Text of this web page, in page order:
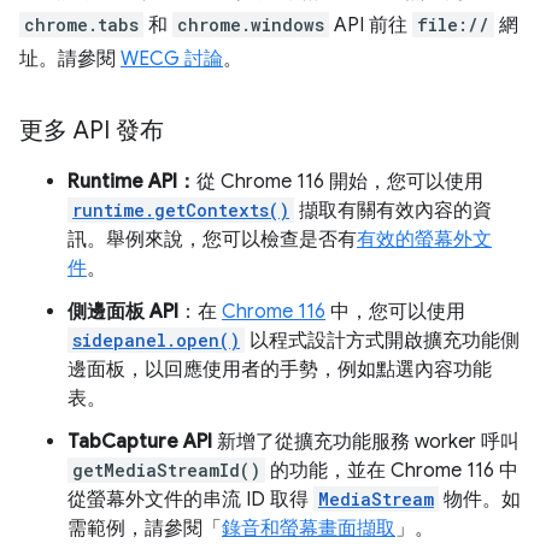
chrome.tabs 和 chrome.windows API 前往 file:// 網
址。請參閱 WECG 討論。
更多 API 發布
Runtime API： 從 Chrome 116 開始，您可以使用
runtime.getContexts() 擷取有關有效內容的資
訊。舉例來說，您可以檢查是否有有效的螢幕外文
件。
側邊面板 API ：在 Chrome 116 中，您可以使用
sidepanel.open() 以程式設計方式開啟擴充功能側
邊面板，以回應使用者的手勢，例如點選內容功能
表。
TabCapture API 新增了從擴充功能服務 worker 呼叫
getMediaStreamId() 的功能，並在 Chrome 116 中
從螢幕外文件的串流 ID 取得 MediaStream 物件。如
需範例，請參閱「 錄音和螢幕畫面擷取」。